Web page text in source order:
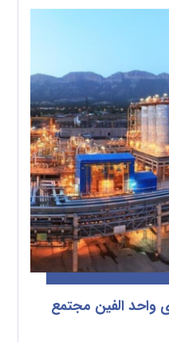
واحد الفین مجتمع